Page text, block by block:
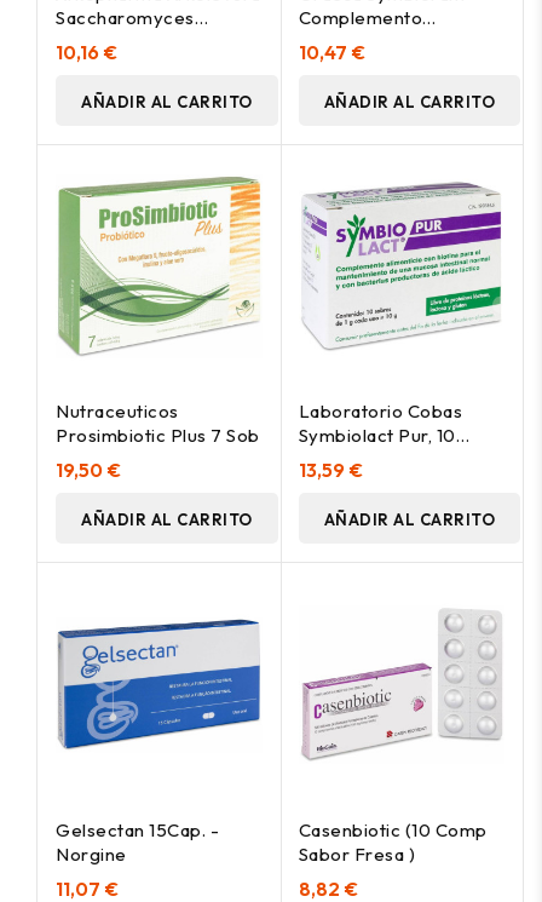
Saccharomyces
Boulardii 60Mg 50Caps
10,16 €
AÑADIR AL CARRITO
Complemento
Alimenticio Simbiótico,
12 Sobres
10,47 €
AÑADIR AL CARRITO
Nutraceuticos
Prosimbiotic Plus 7 Sob
19,50 €
AÑADIR AL CARRITO
Laboratorio Cobas
Symbiolact Pur, 10
Sobres
13,59 €
AÑADIR AL CARRITO
Gelsectan 15Cap. -
Norgine
11,07 €
Casenbiotic (10 Comp
Sabor Fresa )
8,82 €